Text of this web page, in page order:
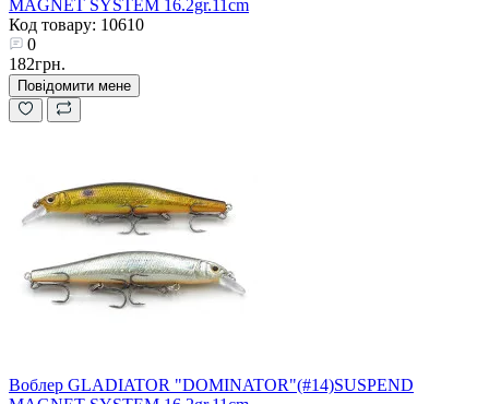
MAGNET SYSTEM 16.2gr.11cm
Код товару: 10610
0
182грн.
Повідомити мене
Воблер GLADIATOR "DOMINATOR"(#14)SUSPEND